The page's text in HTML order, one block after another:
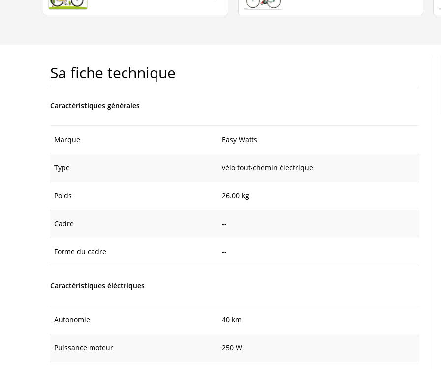
Sa fiche technique
Caractéristiques générales
Marque Easy Watts
Type vélo tout-chemin électrique
Poids 26.00 kg
Cadre --
Forme du cadre --
Caractéristiques éléctriques
Autonomie 40 km
Puissance moteur 250 W